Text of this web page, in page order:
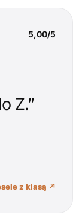
5,00/5
Z.”
z klasą ↗